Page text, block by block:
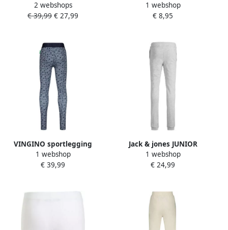
broek in viscosemix model
'POPTRASH LIFE EASY'
2 webshops
€ 39,99 € 27,99
short wit
1 webshop
€ 8,95
VINGINO sportlegging
Shelby met all over print
wit donkerblauw
1 webshop
€ 39,99
Jack & jones JUNIOR
joggingbroek JPSTGORDON
JJSWIFT met logo wit
1 webshop
€ 24,99